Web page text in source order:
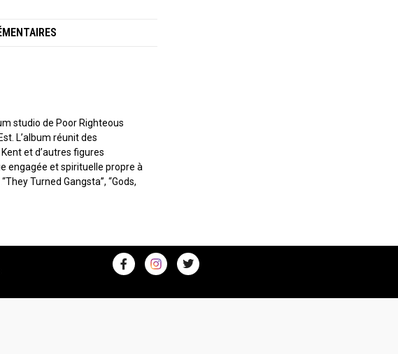
studio de Poor Righteous
L’album réunit des
et d’autres figures
engagée et spirituelle propre à
Turned Gangsta”, “Gods,